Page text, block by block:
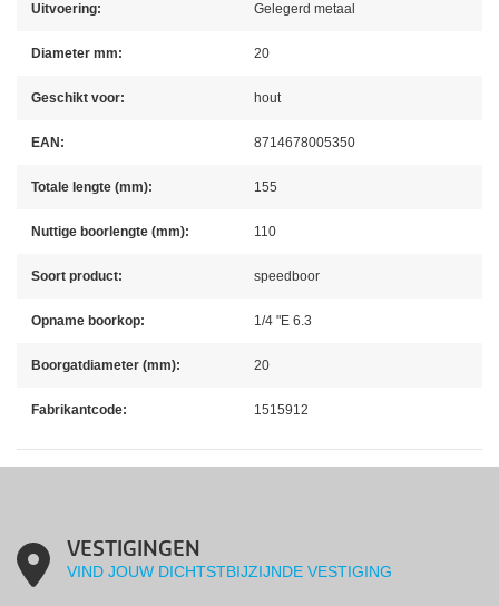
Uitvoering: Gelegerd metaal
Diameter mm: 20
Geschikt voor: hout
EAN: 8714678005350
Totale lengte (mm): 155
Nuttige boorlengte (mm): 110
Soort product: speedboor
Opname boorkop: 1/4 "E 6.3
Boorgatdiameter (mm): 20
Fabrikantcode: 1515912
VESTIGINGEN
VIND JOUW DICHTSTBIJZIJNDE VESTIGING